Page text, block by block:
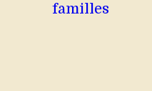
familles